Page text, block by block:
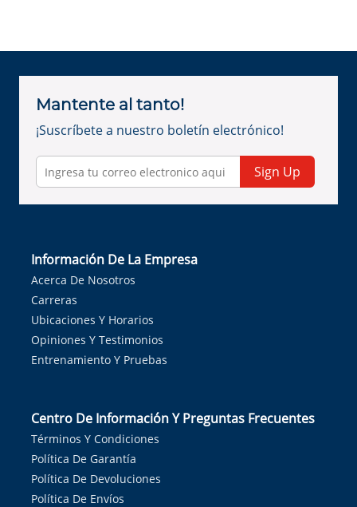
Mantente al tanto!
¡Suscríbete a nuestro boletín electrónico!
Sign Up
Información De La Empresa
Acerca De Nosotros
Carreras
Ubicaciones Y Horarios
Opiniones Y Testimonios
Entrenamiento Y Pruebas
Centro De Información Y Preguntas Frecuentes
Términos Y Condiciones
Política De Garantía
Política De Devoluciones
Política De Envíos